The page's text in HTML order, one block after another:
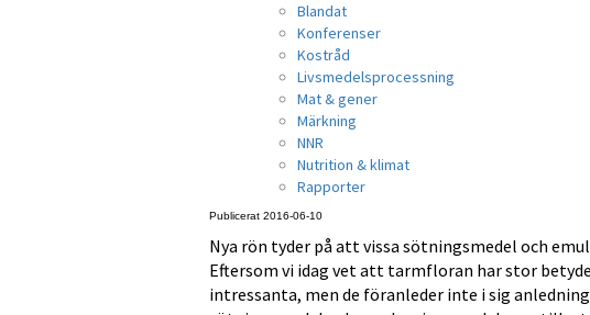
Blandat
Konferenser
Kostråd
Livsmedelsprocessning
Mat & gener
Märkning
NNR
Nutrition & klimat
Rapporter
Publicerat 2016-06-10
Nya rön tyder på att vissa sötningsmedel och
Eftersom vi idag vet att tarmfloran har stor
intressanta, men de föranleder inte i sig